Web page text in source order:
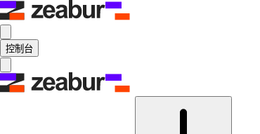
控制台